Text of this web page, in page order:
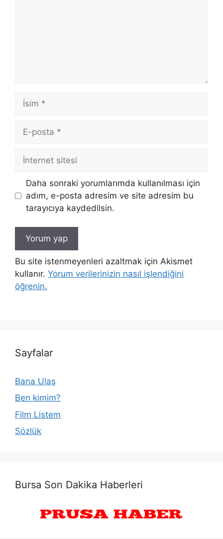
İsim
posta
İnternet
sitesi
Daha sonraki yorumlarımda kullanılması için
adım, e-posta adresim ve site adresim bu
tarayıcıya kaydedilsin.
Bu site istenmeyenleri azaltmak için Akismet
kullanır. Yorum verilerinizin nasıl işlendiğini
öğrenin.
Sayfalar
Bana Ulaş
Ben kimim?
Film Listem
Sözlük
Bursa Son Dakika Haberleri